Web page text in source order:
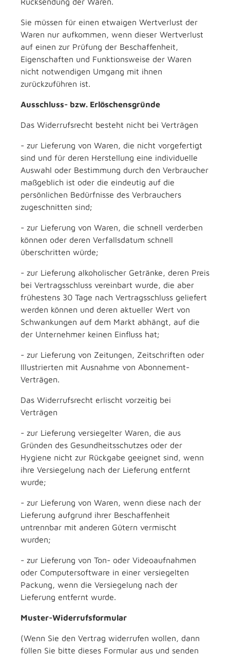
Sie müssen für einen etwaigen Wertverlust der
Waren nur aufkommen, wenn dieser Wertverlust
auf einen zur Prüfung der Beschaffenheit,
Eigenschaften und Funktionsweise der Waren
nicht notwendigen Umgang mit ihnen
zurückzuführen ist.
Ausschluss- bzw. Erlöschensgründe
Das Widerrufsrecht besteht nicht bei Verträgen
- zur Lieferung von Waren, die nicht vorgefertigt
sind und für deren Herstellung eine individuelle
Auswahl oder Bestimmung durch den Verbraucher
maßgeblich ist oder die eindeutig auf die
persönlichen Bedürfnisse des Verbrauchers
zugeschnitten sind;
- zur Lieferung von Waren, die schnell verderben
können oder deren Verfallsdatum schnell
überschritten würde;
- zur Lieferung alkoholischer Getränke, deren Preis
bei Vertragsschluss vereinbart wurde, die aber
frühestens 30 Tage nach Vertragsschluss geliefert
werden können und deren aktueller Wert von
Schwankungen auf dem Markt abhängt, auf die
der Unternehmer keinen Einfluss hat;
- zur Lieferung von Zeitungen, Zeitschriften oder
Illustrierten mit Ausnahme von Abonnement-
Verträgen.
Das Widerrufsrecht erlischt vorzeitig bei
Verträgen
- zur Lieferung versiegelter Waren, die aus
Gründen des Gesundheitsschutzes oder der
Hygiene nicht zur Rückgabe geeignet sind, wenn
ihre Versiegelung nach der Lieferung entfernt
wurde;
- zur Lieferung von Waren, wenn diese nach der
Lieferung aufgrund ihrer Beschaffenheit
untrennbar mit anderen Gütern vermischt
wurden;
- zur Lieferung von Ton- oder Videoaufnahmen
oder Computersoftware in einer versiegelten
Packung, wenn die Versiegelung nach der
Lieferung entfernt wurde.
Muster-Widerrufsformular
(Wenn Sie den Vertrag widerrufen wollen, dann
füllen Sie bitte dieses Formular aus und senden